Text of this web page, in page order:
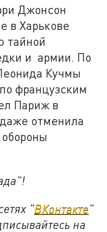
Джонсон
в Харькове
тайной
и армии. По
Кучмы
французским
Париж в
отменила
"ВКонтакте"
на